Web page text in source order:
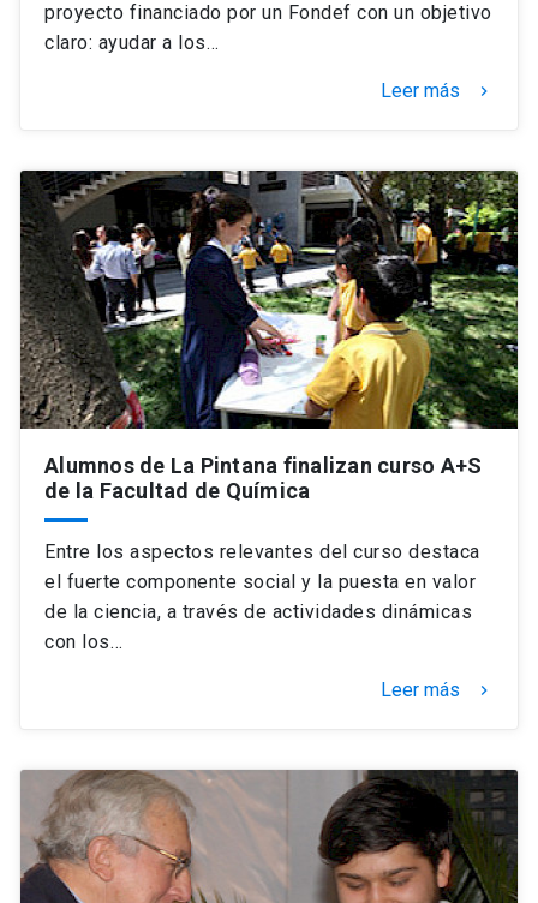
proyecto financiado por un Fondef con un objetivo
claro: ayudar a los…
Leer más keyboard_arrow_right
Alumnos de La Pintana finalizan curso A+S
de la Facultad de Química
Entre los aspectos relevantes del curso destaca
el fuerte componente social y la puesta en valor
de la ciencia, a través de actividades dinámicas
con los…
Leer más keyboard_arrow_right